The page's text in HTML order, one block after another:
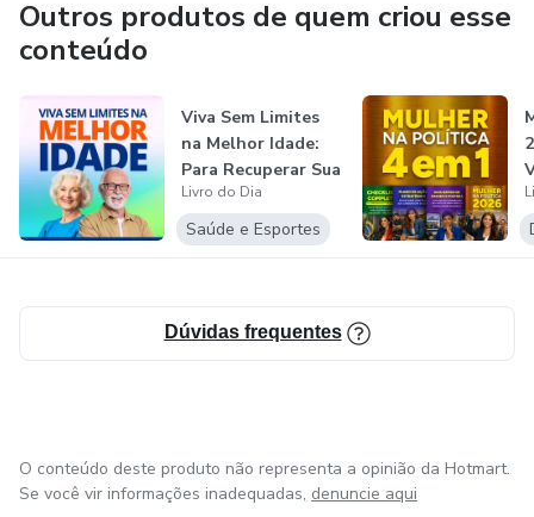
Outros produtos de quem criou esse
conteúdo
Viva Sem Limites
na Melhor Idade:
Para Recuperar Sua
Energia...
Livro do Dia
Saúde e Esportes
Dúvidas frequentes
O conteúdo deste produto não representa a opinião da Hotmart.
Se você vir informações inadequadas, denuncie aqui